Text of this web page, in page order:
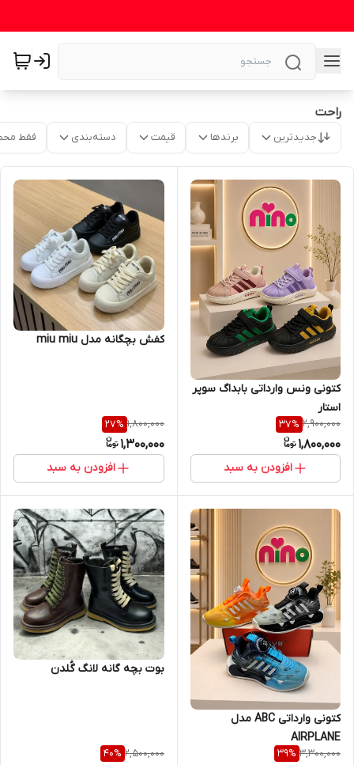
راحت
جدیدترین برندها قیمت دسته‌بندی فقط
کتونی ونس وارداتی بابداگ سوپر
استار
2,900,000
37%
1,800,000
افزودن به سبد
کفش بچگانه مدل miu miu
1,800,000
27%
1,300,000
افزودن به سبد
کتونی وارداتی ABC مدل
AIRPLANE
3,300,000
39%
بوت بچه گانه لانگ گُلدن
2,500,000
40%